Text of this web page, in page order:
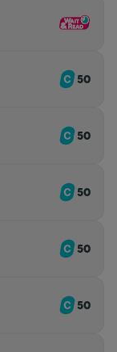
50
50
50
50
50